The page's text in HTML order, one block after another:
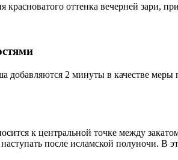
оттенка вечерней зари,
2 минуты в качестве меры
к центральной точке между
после исламской полуночи. В